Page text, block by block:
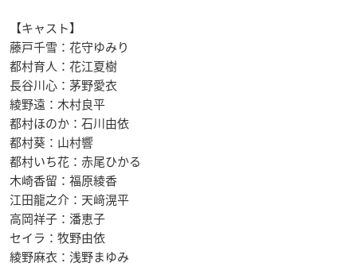
【キャスト】
藤戸千雪：花守ゆみり
都村育人：花江夏樹
長谷川心：茅野愛衣
綾野遠：木村良平
都村ほのか：石川由依
都村葵：山村響
都村いち花：赤尾ひかる
木崎香留：福原綾香
江田龍之介：天﨑滉平
高岡祥子：潘恵子
セイラ：牧野由依
綾野麻衣：浅野まゆみ